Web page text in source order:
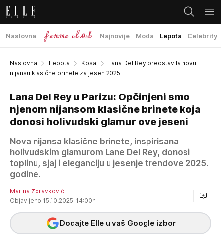
Naslovna Najnovije Moda Lepota Celebrity
Naslovna Lepota Kosa
Lana Del Rey predstavila novu
nijansu klasične brinete za jesen 2025
Lana Del Rey u Parizu: Opčinjeni smo
njenom nijansom klasične brinete koja
donosi holivudski glamur ove jeseni
Nova nijansa klasične brinete, inspirisana
holivudskim glamurom Lane Del Rey, donosi
toplinu, sjaj i eleganciju u jesenje trendove 2025.
godine.
Marina Zdravković
Objavljeno 15.10.2025. 14:00h
Dodajte Elle u vaš Google izbor